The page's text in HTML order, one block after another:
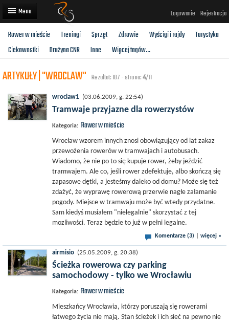
Logowanie Rejestracja
Artykuły
Użytkownicy
Rower w mieście Treningi Sprzęt Zdrowie Wyścigi i rajdy
Turystyka
Ciekawostki
Drużyna CNR Inne Więcej tagów...
ARTYKUŁY | "WROCLAW" Rezultat: 107 - strona:4/11
wroclaw1 (03.06.2009, g. 22:54)
Tramwaje przyjazne dla rowerzystów
Kategoria: Rower w mieście
Wrocław wzorem innych znosi obowiązujący od lat zakaz
przewożenia rowerów w tramwajach i autobusach.
Wiadomo, że nie po to się kupuje rower, żeby jeździć
tramwajem. Ale co, jeśli rower zdefektuje, albo skończą się
zapasowe dętki, a jesteśmy daleko od domu? Może się też
zdażyć, że wyprawę rowerową przerwie nagłe załamanie
pogody. Miejsce w tramwaju może być wtedy przydatne.
Sam kiedyś musiałem "nielegalnie" skorzystać z tej
mozliwości. Teraz będzie to już w pełni legalne.
Komentarze (3) więcej »
airmisio (25.05.2009, g. 20:38)
Ścieżka rowerowa czy parking
samochodowy - tylko we Wrocławiu
Kategoria: Rower w mieście
Mieszkańcy Wrocławia, którzy poruszają się rowerami
łatwego życia nie mają. Stan ścieżek i ich sieć na pewno nie